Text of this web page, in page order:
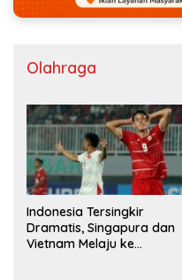
Olahraga
Indonesia Tersingkir
Dramatis, Singapura dan
Vietnam Melaju ke